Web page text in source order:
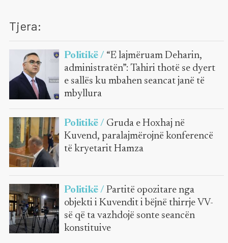
Tjera:
Politikë / “E lajmëruam Deharin,
administratën”: Tahiri thotë se dyert
e sallës ku mbahen seancat janë të
mbyllura
Politikë / Gruda e Hoxhaj në
Kuvend, paralajmërojnë konferencë
të kryetarit Hamza
Politikë / Partitë opozitare nga
objekti i Kuvendit i bëjnë thirrje VV-
së që ta vazhdojë sonte seancën
konstituive